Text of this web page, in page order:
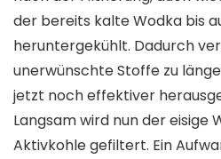
der bereits kalte Wodka bis
heruntergekühlt. Dadurch
unerwünschte Stoffe zu
jetzt noch effektiver
Langsam wird nun der eisige
Aktivkohle gefiltert. Ein